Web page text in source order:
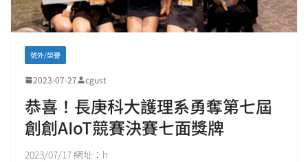
號外/榮譽
2023-07-27 cgust
恭喜！長庚科大護理系勇奪第七屆
創創AIoT競賽決賽七面獎牌
2023/07/17 網址：h